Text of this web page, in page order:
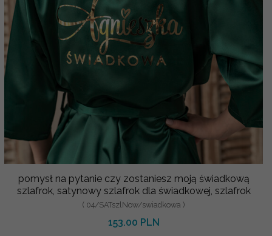
pomysł na pytanie czy zostaniesz moją świadkową
szlafrok, satynowy szlafrok dla świadkowej, szlafrok
( 04/SATszlNow/swiadkowa )
153.00 PLN